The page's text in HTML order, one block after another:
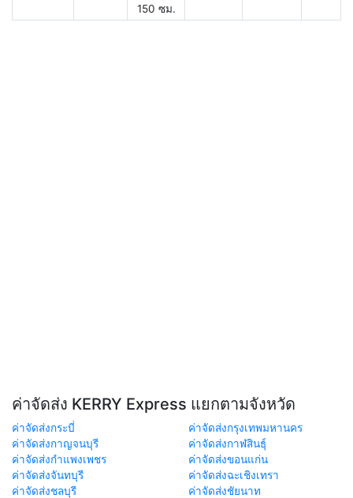
150 ซม.
ค่าจัดส่ง KERRY Express แยกตามจังหวัด
ค่าจัดส่งกระบี่
ค่าจัดส่งกรุงเทพมหานคร
ค่าจัดส่งกาญจนบุรี
ค่าจัดส่งกาฬสินธุ์
ค่าจัดส่งกำแพงเพชร
ค่าจัดส่งขอนแก่น
ค่าจัดส่งจันทบุรี
ค่าจัดส่งฉะเชิงเทรา
ค่าจัดส่งชลบุรี
ค่าจัดส่งชัยนาท